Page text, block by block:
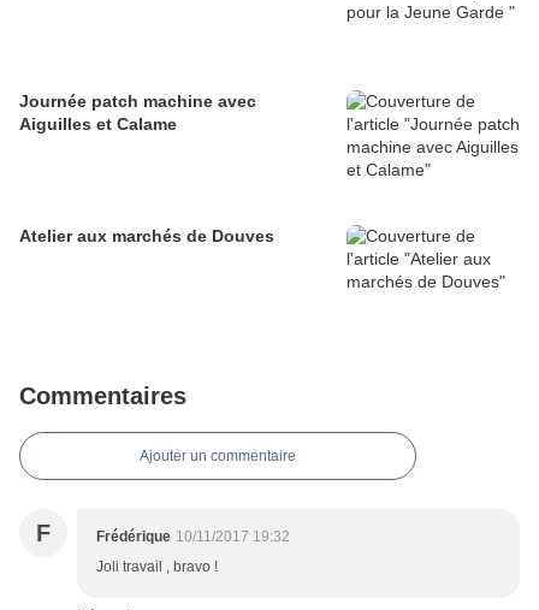
Journée patch machine avec
Aiguilles et Calame
Atelier aux marchés de Douves
Commentaires
Ajouter un commentaire
F Frédérique 10/11/2017 19:32
Joli travail , bravo !